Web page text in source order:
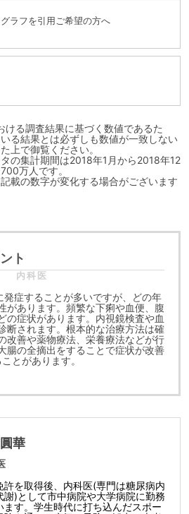
ラフを引用ご希望の方へ
ける調査結果に基づく数値であるた
る結果とは必ずしも数値が一致しない
上で御覧ください。
の集計期間は2018年1月から2018年12
万人です。
載の数字が変化する場合がございます
ト
内科医
症することが多いですが、どの年
があります。頻繁な下痢や血便、腹
の症状があります。内視鏡検査や血
断されます。根本的な治療方法は確
改善や薬物療法、栄養療法などが行
腸の全摘出をすることで症状が改善
とがあります。
華
許を取得後、内科医(専門は糖尿病内
謝)として市中病院や大学病院に勤務
ます。学生時代に打ち込んだスポー